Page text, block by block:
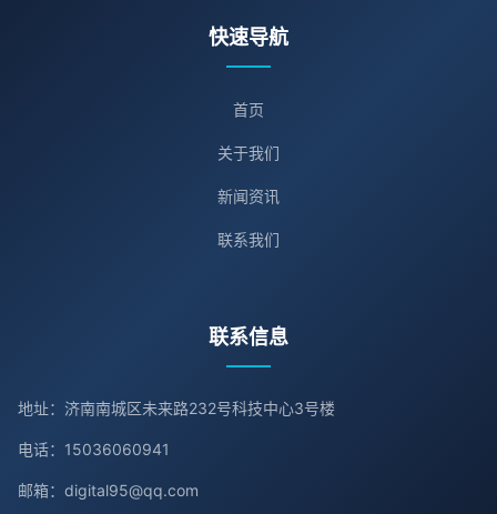
快速导航
首页
关于我们
新闻资讯
联系我们
联系信息
地址：济南南城区未来路232号科技中心3号楼
电话：15036060941
邮箱：digital95@qq.com